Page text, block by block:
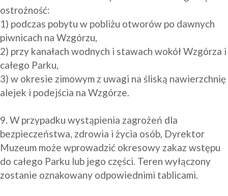
ostrożność:
1) podczas pobytu w pobliżu otworów po dawnych
piwnicach na Wzgórzu,
2) przy kanałach wodnych i stawach wokół Wzgórza i
całego Parku,
3) w okresie zimowym z uwagi na śliską nawierzchnię
alejek i podejścia na Wzgórze.
9. W przypadku wystąpienia zagrożeń dla
bezpieczeństwa, zdrowia i życia osób, Dyrektor
Muzeum może wprowadzić okresowy zakaz wstępu
do całego Parku lub jego części. Teren wyłączony
zostanie oznakowany odpowiednimi tablicami.